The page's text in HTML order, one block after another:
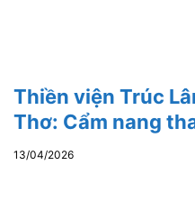
Thiền viện Trúc
Thơ: Cẩm nang
13/04/2026